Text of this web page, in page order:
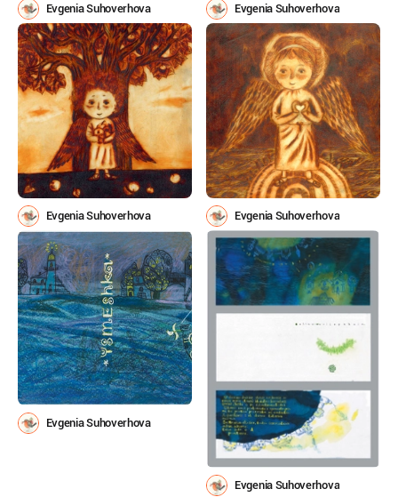
Evgenia Suhoverhova Evgenia Suhoverhova
Evgenia Suhoverhova Evgenia Suhoverhova
Evgenia Suhoverhova
Evgenia Suhoverhova